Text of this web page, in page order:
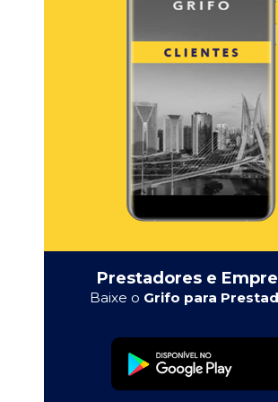
Prestadores e
Baixe o Grifo para